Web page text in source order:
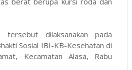
tersebut dilaksanakan pada
Sosial IBI-KB-Kesehatan di
Kecamatan Alasa, Rabu